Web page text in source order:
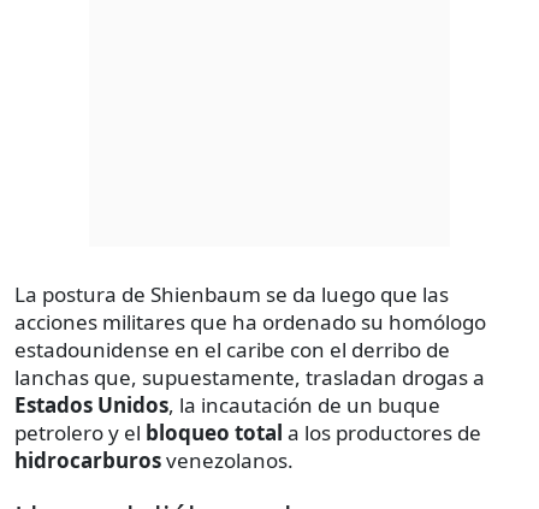
La postura de Shienbaum se da luego que las
acciones militares que ha ordenado su homólogo
estadounidense en el caribe con el derribo de
lanchas que, supuestamente, trasladan drogas a
Estados Unidos, la incautación de un buque
petrolero y el bloqueo total a los productores de
hidrocarburosvenezolanos.